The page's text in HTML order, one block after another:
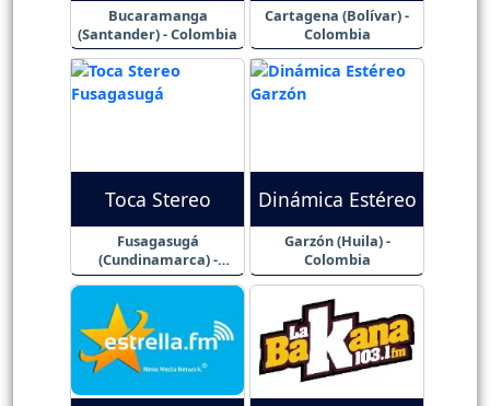
Bucaramanga
(Santander) - Colombia
Cartagena (Bolívar) -
Colombia
Toca Stereo
Fusagasugá
(Cundinamarca) -
Colombia
Dinámica Estéreo
Garzón (Huila) -
Colombia